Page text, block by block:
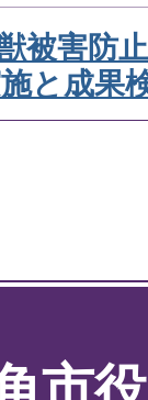
被害防
と成果